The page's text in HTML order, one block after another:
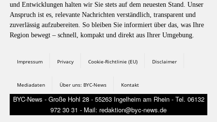
und Entwicklungen halten wir Sie stets auf dem neuesten Stand. Unser
Anspruch ist es, relevante Nachrichten verständlich, transparent und
zuverlässig aufzubereiten. So bleiben Sie informiert über das, was Ihre
Region bewegt – schnell, kompakt und direkt aus Ihrer Umgebung.
Impressum Privacy Cookie-Richtlinie (EU) Disclaimer
Mediadaten Über uns: BYC-News Kontakt
BYC-News - Große Hohl 28 - 55263 Ingelheim am Rhein - Tel. 06132
972 30 31 - Mail: redaktion@byc-news.de